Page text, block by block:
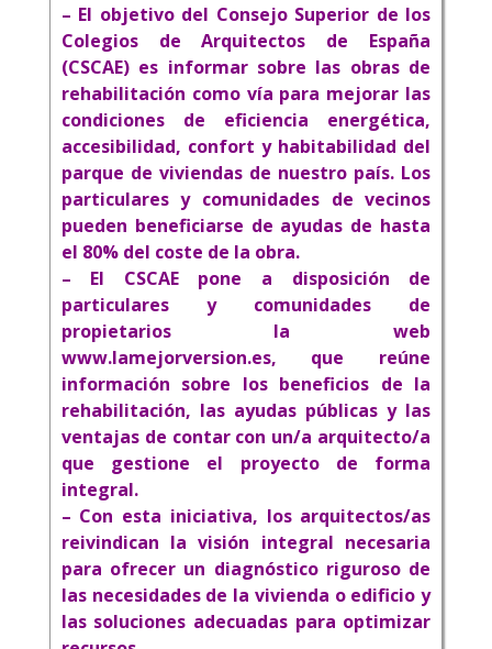
– El objetivo del Consejo Superior de los
Colegios de Arquitectos de España
(CSCAE) es informar sobre las obras de
rehabilitación como vía para mejorar las
condiciones de eficiencia energética,
accesibilidad, confort y habitabilidad del
parque de viviendas de nuestro país. Los
particulares y comunidades de vecinos
pueden beneficiarse de ayudas de hasta
el 80% del coste de la obra.
– El CSCAE pone a disposición de
particulares y comunidades de
propietarios la web
www.lamejorversion.es, que reúne
información sobre los beneficios de la
rehabilitación, las ayudas públicas y las
ventajas de contar con un/a arquitecto/a
que gestione el proyecto de forma
integral.
– Con esta iniciativa, los arquitectos/as
reivindican la visión integral necesaria
para ofrecer un diagnóstico riguroso de
las necesidades de la vivienda o edificio y
las soluciones adecuadas para optimizar